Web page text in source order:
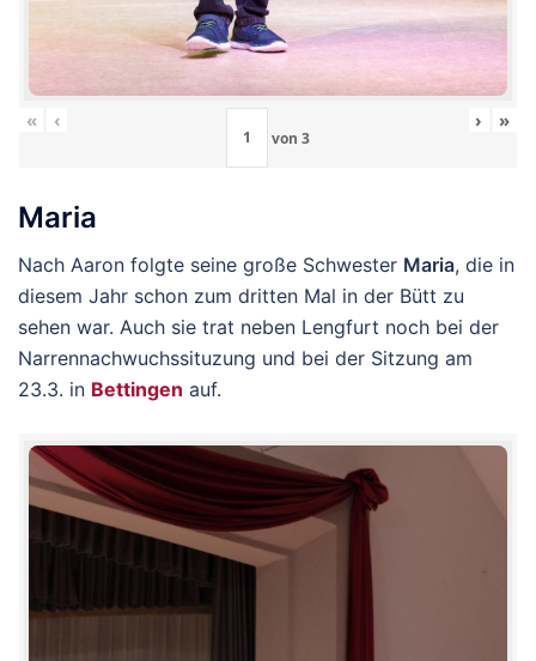
« ‹
von 3
› »
Maria
Nach Aaron folgte seine große Schwester Maria, die in
diesem Jahr schon zum dritten Mal in der Bütt zu
sehen war. Auch sie trat neben Lengfurt noch bei der
Narrennachwuchssituzung und bei der Sitzung am
23.3. in Bettingen auf.